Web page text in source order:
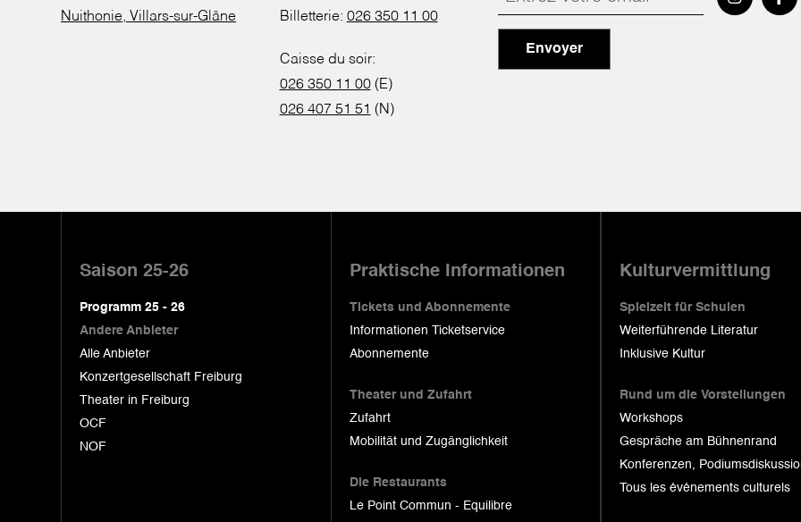
Nuithonie, Villars-sur-Glâne
Billetterie: 026 350 11 00
Caisse du soir:
026 350 11 00(E)
026 407 51 51 (N)
Envoyer
Saison 25-26
Programm 25 - 26
Andere Anbieter
Alle Anbieter
Konzertgesellschaft Freiburg
Theater in Freiburg
OCF
NOF
Praktische Informationen
Tickets und Abonnemente
Informationen Ticketservice
Abonnemente
Theater und Zufahrt
Zufahrt
Mobilität und Zugänglichkeit
Die Restaurants
Le Point Commun - Equilibre
Kulturvermittlung
Spielzeit für Schulen
Weiterführende Literatur
Inklusive Kultur
Rund um die Vorstellungen
Workshops
Gespräche am Bühnenrand
Konferenzen,
Tous les événements culturels